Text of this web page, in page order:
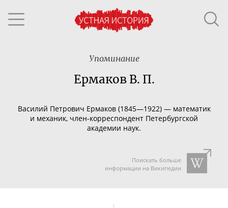
Упоминание
Ермаков В. П.
Василий Петрович Ермаков (1845—1922) — математик
и механик, член-корреспондент Петербургской
академии наук.
Поискать больше
информации на Википедии